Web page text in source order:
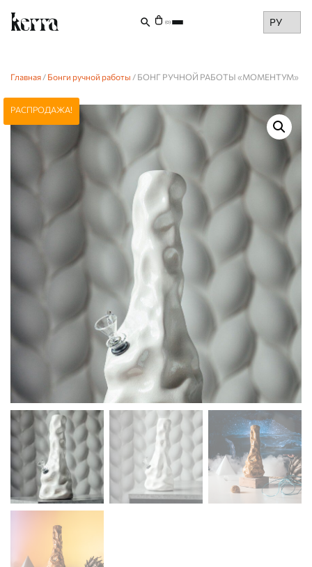
Choose
a
(0)
Главная / Бонги ручной работы / БОНГ РУЧНОЙ РАБОТЫ «МОМЕНТУМ»
РАСПРОДАЖА!